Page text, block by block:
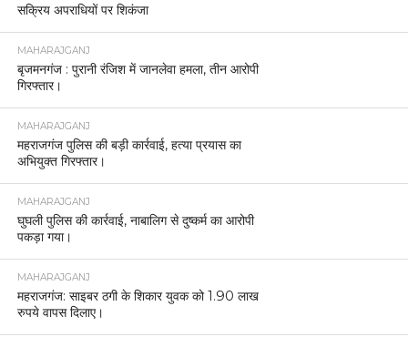
सक्रिय अपराधियों पर शिकंजा
MAHARAJGANJ
बृजमनगंज : पुरानी रंजिश में जानलेवा हमला, तीन आरोपी
गिरफ्तार।
MAHARAJGANJ
महराजगंज पुलिस की बड़ी कार्रवाई, हत्या प्रयास का
अभियुक्त गिरफ्तार।
MAHARAJGANJ
घुघली पुलिस की कार्रवाई, नाबालिग से दुष्कर्म का आरोपी
पकड़ा गया।
MAHARAJGANJ
महराजगंज: साइबर ठगी के शिकार युवक को 1.90 लाख
रुपये वापस दिलाए।